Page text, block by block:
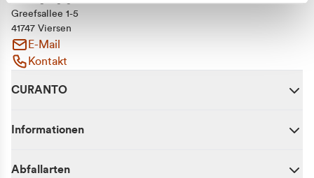
Greefsallee 1-5
41747 Viersen
E-Mail
Kontakt
CURANTO
Informationen
Abfallarten